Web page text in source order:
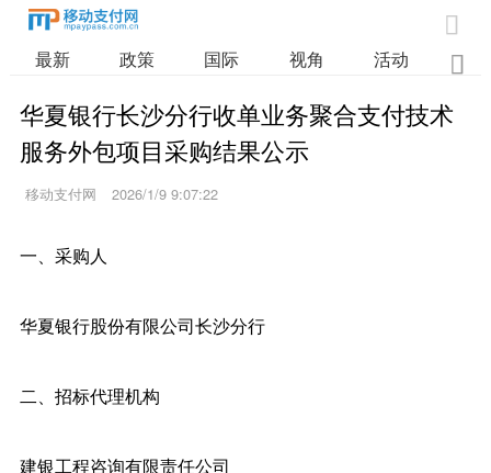

最新 政策 国际 视角 活动 业

华夏银行长沙分行收单业务聚合支付技术
服务外包项目采购结果公示
移动支付网 2026/1/9 9:07:22
一、采购人
华夏银行股份有限公司长沙分行
二、招标代理机构
建银工程咨询有限责任公司